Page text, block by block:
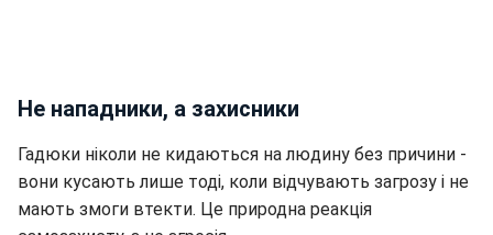
Не нападники, а захисники
Гадюки ніколи не кидаються на людину без причини -
вони кусають лише тоді, коли відчувають загрозу і не
мають змоги втекти. Це природна реакція